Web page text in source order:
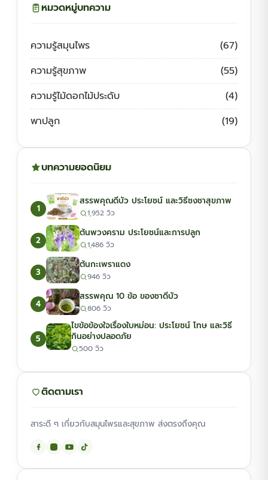
หมวดหมู่บทความ
ความรู้สมุนไพร
(67)
ความรู้สุขภาพ
(55)
ความรู้ไม้ดอกไม้ประดับ
(4)
พาปลูก
(19)
บทความยอดนิยม
1
สรรพคุณดีบัว ประโยชน์ และวิธีชงชาสุขภาพ
1,952 วิว
2
ต้นพวงคราม ประโยชน์และการปลูก
1,486 วิว
3
ต้นกะเพราแดง
946 วิว
4
สรรพคุณ 10 ข้อ ของชาดีบัว
806 วิว
5
ไขข้อข้องใจเรื่องใบหม่อน: ประโยชน์ โทษ และวิธี
กินอย่างปลอดภัย
500 วิว
ติดตามเรา
สาระดี ๆ เกี่ยวกับสมุนไพรและสุขภาพ ส่งตรงถึงคุณ